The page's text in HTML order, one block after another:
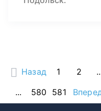
Назад 1 2
...
580 581